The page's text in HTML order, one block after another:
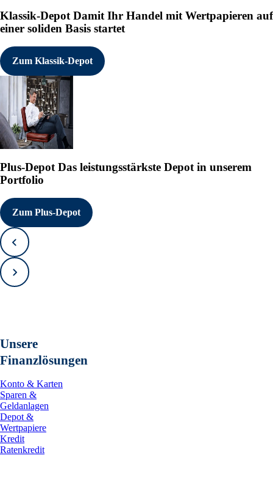
Klassik-DepotDamit Ihr Handel mit Wertpapieren auf
einer soliden Basis startet
Zum Klassik-Depot
Plus-Depot Das leistungsstärkste Depot in unserem
Portfolio
Zum Plus-Depot
Zurück
Vorwärts
Unsere
Finanzlösungen
Konto & Karten
Sparen &
Geldanlagen
Depot &
Wertpapiere
Kredit
Ratenkredit